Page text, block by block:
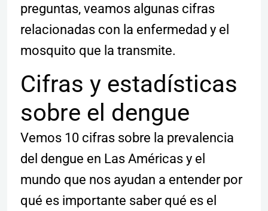
preguntas, veamos algunas cifras
relacionadas con la enfermedad y el
mosquito que la transmite.
Cifras y estadísticas
sobre el dengue
Vemos 10 cifras sobre la prevalencia
del dengue en Las Américas y el
mundo que nos ayudan a entender por
qué es importante saber qué es el